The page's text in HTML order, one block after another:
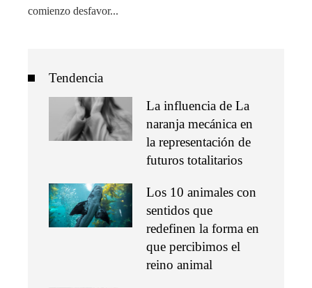
comienzo desfavor...
Tendencia
La influencia de La
naranja mecánica en
la representación de
futuros totalitarios
Los 10 animales con
sentidos que
redefinen la forma en
que percibimos el
reino animal